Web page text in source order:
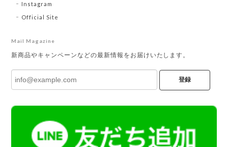
Instagram
Official Site
Mail Magazine
新商品やキャンペーンなどの最新情報をお届けいたします。
登録